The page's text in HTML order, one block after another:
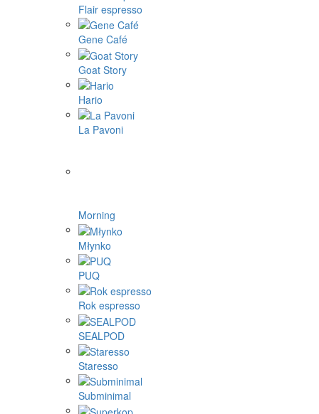
Flair espresso
Gene Café
Goat Story
Hario
La Pavoni
Morning
Młynko
PUQ
Rok espresso
SEALPOD
Staresso
Subminimal